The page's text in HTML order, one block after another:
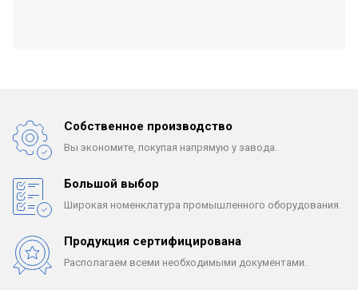
Собственное производство
Вы экономите, покупая напрямую у завода.
Большой выбор
Широкая номенклатура промышленного оборудования.
Продукция сертифицирована
Располагаем всеми необходимыми документами.